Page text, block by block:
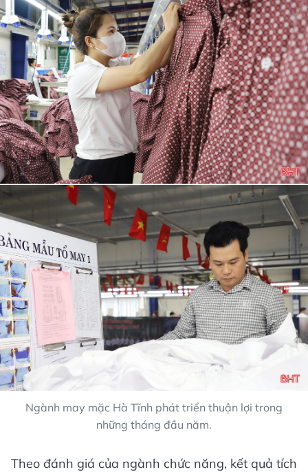
Ngành may mặc Hà Tĩnh phát triển thuận lợi trong
những tháng đầu năm.
Theo đánh giá của ngành chức năng, kết quả tích